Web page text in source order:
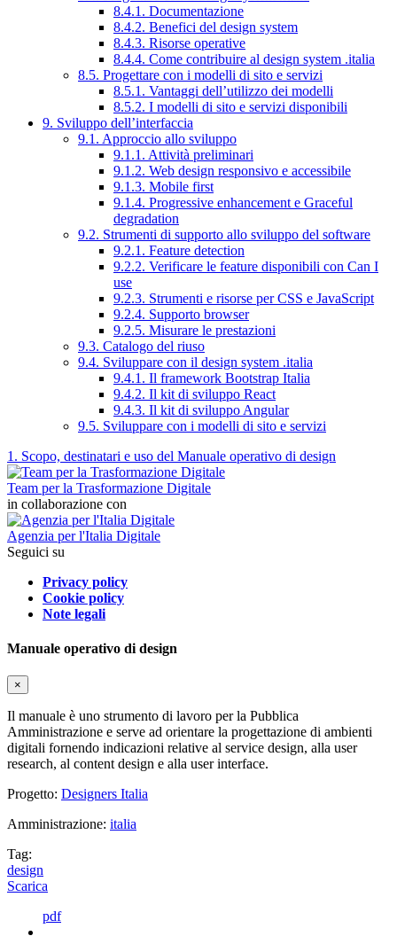
8.4.1. Documentazione
8.4.2. Benefici del design system
8.4.3. Risorse operative
8.4.4. Come contribuire al design system .italia
8.5. Progettare con i modelli di sito e servizi
8.5.1. Vantaggi dell’utilizzo dei modelli
8.5.2. I modelli di sito e servizi disponibili
9. Sviluppo dell’interfaccia
9.1. Approccio allo sviluppo
9.1.1. Attività preliminari
9.1.2. Web design responsivo e accessibile
9.1.3. Mobile first
9.1.4. Progressive enhancement e Graceful
degradation
9.2. Strumenti di supporto allo sviluppo del software
9.2.1. Feature detection
9.2.2. Verificare le feature disponibili con Can I
use
9.2.3. Strumenti e risorse per CSS e JavaScript
9.2.4. Supporto browser
9.2.5. Misurare le prestazioni
9.3. Catalogo del riuso
9.4. Sviluppare con il design system .italia
9.4.1. Il framework Bootstrap Italia
9.4.2. Il kit di sviluppo React
9.4.3. Il kit di sviluppo Angular
9.5. Sviluppare con i modelli di sito e servizi
1. Scopo, destinatari e uso del Manuale operativo di design
Team per la Trasformazione Digitale
in collaborazione con
Agenzia per l'Italia Digitale
Seguici su
Privacy policy
Cookie policy
Note legali
Manuale operativo di design
×
Il manuale è uno strumento di lavoro per la Pubblica
Amministrazione e serve ad orientare la progettazione di ambienti
digitali fornendo indicazioni relative al service design, alla user
research, al content design e alla user interface.
Progetto: Designers Italia
Amministrazione: italia
Tag:
design
Scarica
pdf